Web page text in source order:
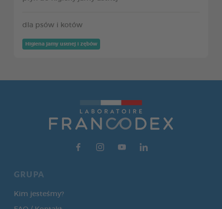
dla psów i kotów
Higiena jamy ustnej i zębów
GRUPA
Kim jesteśmy?